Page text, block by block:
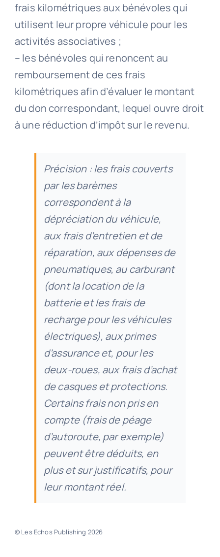
frais kilométriques aux bénévoles qui
utilisent leur propre véhicule pour les
activités associatives ;
– les bénévoles qui renoncent au
remboursement de ces frais
kilométriques afin d’évaluer le montant
du don correspondant, lequel ouvre droit
à une réduction d’impôt sur le revenu.
Précision : les frais couverts
par les barèmes
correspondent à la
dépréciation du véhicule,
aux frais d’entretien et de
réparation, aux dépenses de
pneumatiques, au carburant
(dont la location de la
batterie et les frais de
recharge pour les véhicules
électriques), aux primes
d’assurance et, pour les
deux-roues, aux frais d’achat
de casques et protections.
Certains frais non pris en
compte (frais de péage
d’autoroute, par exemple)
peuvent être déduits, en
plus et sur justificatifs, pour
leur montant réel.
© Les Echos Publishing 2026